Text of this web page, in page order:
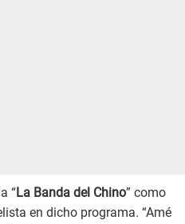
“La Banda del Chino” como
en dicho programa. “Amé